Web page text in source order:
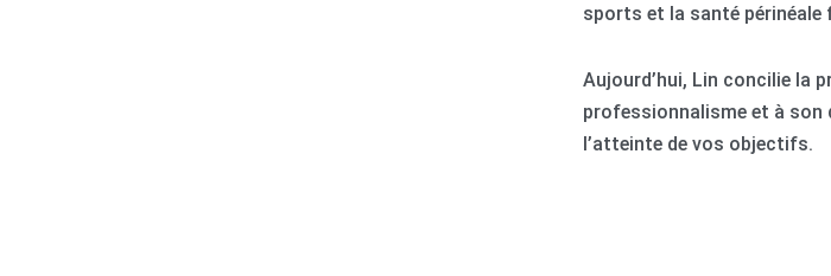
sports et la santé périnéale
Aujourd’hui, Lin concilie la
professionnalisme et à son
l’atteinte de vos objectifs.